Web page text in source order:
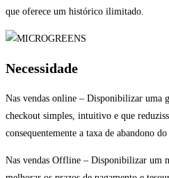
que oferece um histórico ilimitado.
Necessidade
Nas vendas online – Disponibilizar uma
checkout simples, intuitivo e que
consequentemente a taxa de abandono
Nas vendas Offline – Disponibilizar um